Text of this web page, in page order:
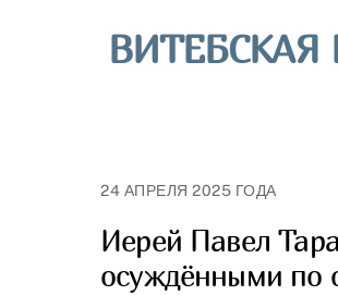
ВИТЕБСКАЯ
24 АПРЕЛЯ 2025 ГОДА
Иерей Павел
осуждёнными по